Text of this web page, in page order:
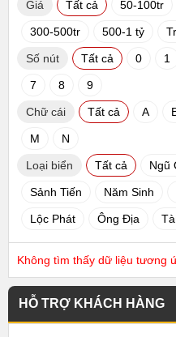
Giá Tất cả 50-100tr
300-500tr 500-1 tỷ
Số nút Tất cả 0 1
7 8 9
Chữ cái Tất cả A
M N
Loại biển Tất cả Ngũ
Sảnh Tiến Năm Sinh
Lộc Phát Ông Địa
Không tìm thấy dữ liệu tương
HỖ TRỢ KHÁCH HÀNG